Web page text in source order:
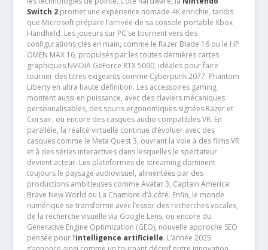
Switch 2promet une expérience nomade 4K enrichie, tandis
que Microsoft prépare l’arrivée de sa console portable Xbox
Handheld. Les joueurs sur PC se tournent vers des
configurations clés en main, comme le Razer Blade 16 ou le HP
OMEN MAX 16, propulsés par les toutes dernières cartes
graphiques NVIDIA GeForce RTX 5090, idéales pour faire
tourner des titres exigeants comme Cyberpunk 2077: Phantom
Liberty en ultra haute définition. Les accessoires gaming
montent aussi en puissance, avec des claviers mécaniques
personnalisables, des souris ergonomiques signées Razer et
Corsair, ou encore des casques audio compatibles VR. En
parallèle, la réalité virtuelle continue d’évoluer avec des
casques comme le Meta Quest 3, ouvrant la voie à des films VR
et à des séries interactives dans lesquelles le spectateur
devient acteur. Les plateformes de streaming dominent
toujours le paysage audiovisuel, alimentées par des
productions ambitieuses comme Avatar 3, Captain America:
Brave New World ou La Chambre d’à côté. Enfin, le monde
numérique se transforme avec l’essor des recherches vocales,
de la recherche visuelle via Google Lens, ou encore du
Generative Engine Optimization (GEO), nouvelle approche SEO
pensée pour l’intelligence artificielle. L’année 2025